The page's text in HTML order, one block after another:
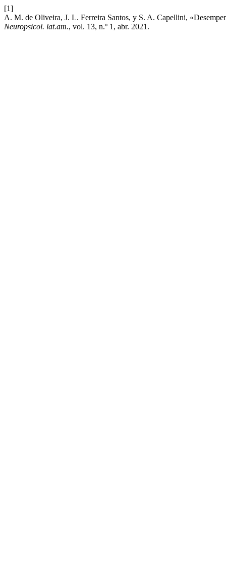
[1]
A. M. de Oliveira, J. L. Ferreira Santos, y S. A. Capellini,
Neuropsicol. lat.am., vol. 13, n.º 1, abr. 2021.